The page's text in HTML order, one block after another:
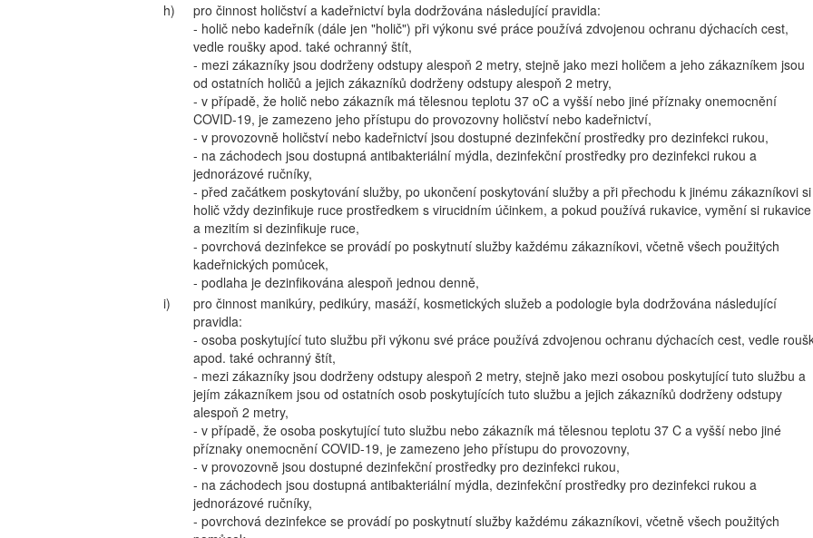
h)
pro činnost holičství a kadeřnictví byla dodržována následující pravidla:
- holič nebo kadeřník (dále jen "holič") při výkonu své práce používá zdvojenou ochranu dýchacích cest,
vedle roušky apod. také ochranný štít,
- mezi zákazníky jsou dodrženy odstupy alespoň 2 metry, stejně jako mezi holičem a jeho zákazníkem jsou
od ostatních holičů a jejich zákazníků dodrženy odstupy alespoň 2 metry,
- v případě, že holič nebo zákazník má tělesnou teplotu 37 oC a vyšší nebo jiné příznaky onemocnění
COVID-19, je zamezeno jeho přístupu do provozovny holičství nebo kadeřnictví,
- v provozovně holičství nebo kadeřnictví jsou dostupné dezinfekční prostředky pro dezinfekci rukou,
- na záchodech jsou dostupná antibakteriální mýdla, dezinfekční prostředky pro dezinfekci rukou a
jednorázové ručníky,
- před začátkem poskytování služby, po ukončení poskytování služby a při přechodu k jinému zákazníkovi si
holič vždy dezinfikuje ruce prostředkem s virucidním účinkem, a pokud používá rukavice, vymění si rukavice
a mezitím si dezinfikuje ruce,
- povrchová dezinfekce se provádí po poskytnutí služby každému zákazníkovi, včetně všech použitých
kadeřnických pomůcek,
- podlaha je dezinfikována alespoň jednou denně,
i)
pro činnost manikúry, pedikúry, masáží, kosmetických služeb a podologie byla dodržována následující
pravidla:
- osoba poskytující tuto službu při výkonu své práce používá zdvojenou ochranu dýchacích cest, vedle
apod. také ochranný štít,
- mezi zákazníky jsou dodrženy odstupy alespoň 2 metry, stejně jako mezi osobou poskytující tuto službu a
jejím zákazníkem jsou od ostatních osob poskytujících tuto službu a jejich zákazníků dodrženy odstupy
alespoň 2 metry,
- v případě, že osoba poskytující tuto službu nebo zákazník má tělesnou teplotu 37 C a vyšší nebo jiné
příznaky onemocnění COVID-19, je zamezeno jeho přístupu do provozovny,
- v provozovně jsou dostupné dezinfekční prostředky pro dezinfekci rukou,
- na záchodech jsou dostupná antibakteriální mýdla, dezinfekční prostředky pro dezinfekci rukou a
jednorázové ručníky,
- povrchová dezinfekce se provádí po poskytnutí služby každému zákazníkovi, včetně všech použitých